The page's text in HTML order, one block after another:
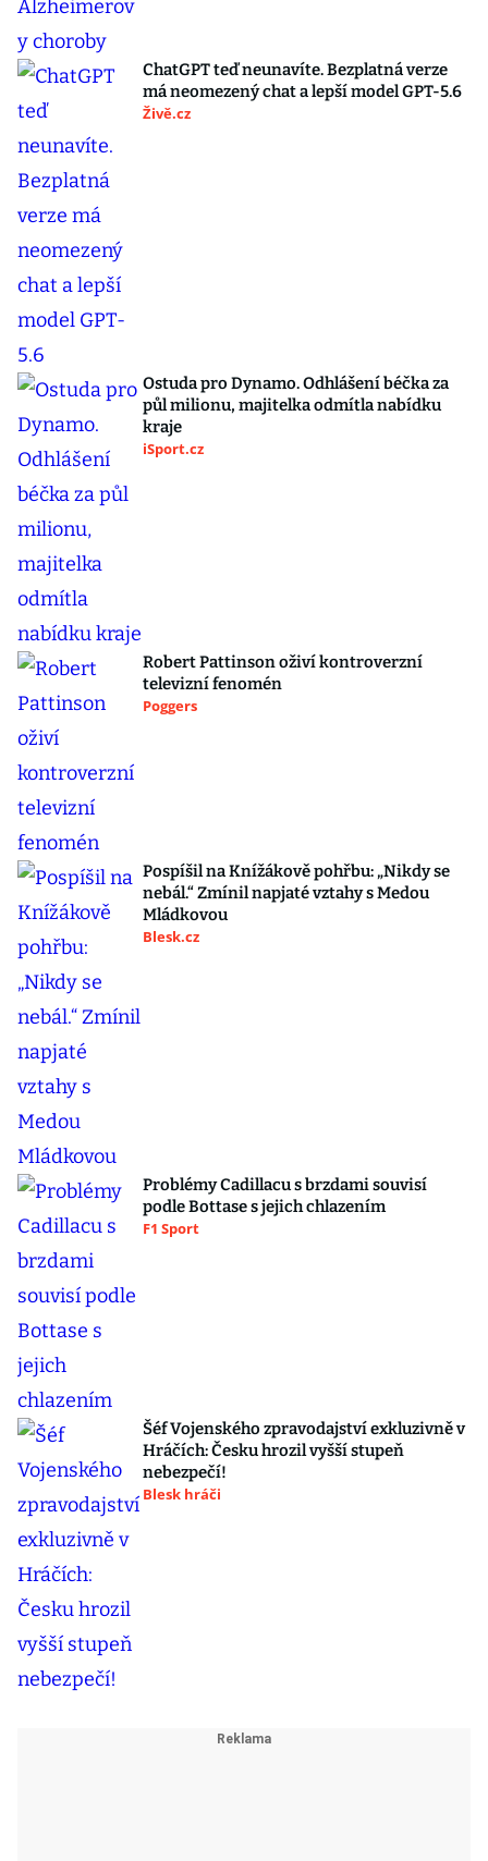
ChatGPT teď neunavíte. Bezplatná verze
má neomezený chat a lepší model GPT-5.6
Živě.cz
Ostuda pro Dynamo. Odhlášení béčka za
půl milionu, majitelka odmítla nabídku
kraje
iSport.cz
Robert Pattinson oživí kontroverzní
televizní fenomén
Poggers
Pospíšil na Knížákově pohřbu: „Nikdy se
nebál.“ Zmínil napjaté vztahy s Medou
Mládkovou
Blesk.cz
Problémy Cadillacu s brzdami souvisí
podle Bottase s jejich chlazením
F1 Sport
Šéf Vojenského zpravodajství exkluzivně v
Hráčích: Česku hrozil vyšší stupeň
nebezpečí!
Blesk hráči